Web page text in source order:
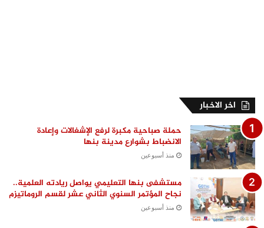
اخر الاخبار
حملة صباحية مكبرة لرفع الإشغالات وإعادة
الانضباط بشوارع مدينة بنها
منذ أسبوعين
مستشفى بنها التعليمي يواصل ريادته العلمية..
نجاح المؤتمر السنوي الثاني عشر لقسم الروماتيزم
منذ أسبوعين